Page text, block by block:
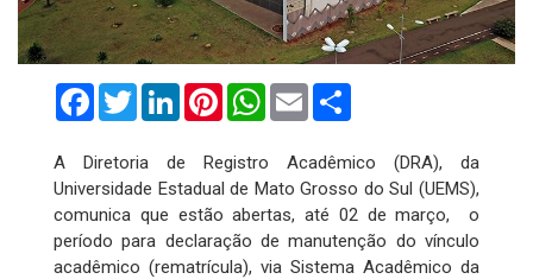
FacebookTwitterLinkedInPinterestWhatsApp
Email
A Diretoria de Registro Acadêmico (DRA), da
Universidade Estadual de Mato Grosso do Sul (UEMS),
comunica que estão abertas, até 02 de março, o
período para declaração de manutenção do vínculo
acadêmico (rematrícula), via Sistema Acadêmico da